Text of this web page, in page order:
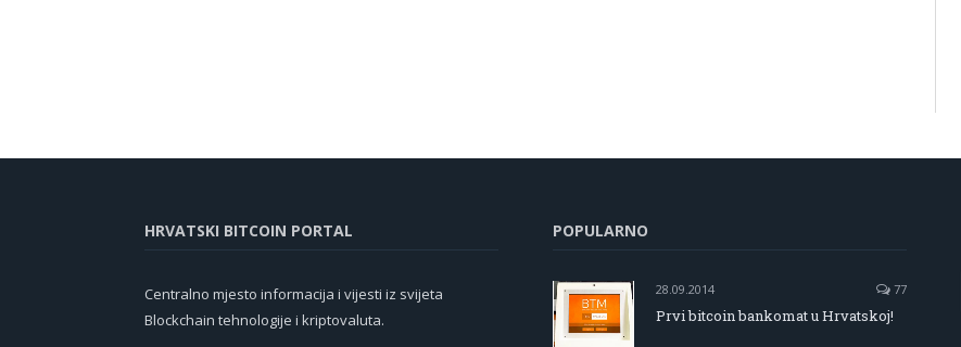
HRVATSKI BITCOIN PORTAL
Centralno mjesto informacija i vijesti iz svijeta
Blockchain tehnologije i kriptovaluta.
POPULARNO
28.09.2014 77
Prvi bitcoin bankomat u Hrvatskoj!